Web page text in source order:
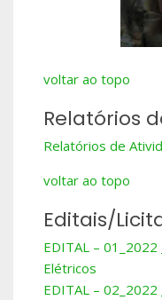
voltar ao topo
Relatórios
Relatórios de
voltar ao topo
Editais/
EDITAL – 01_2022
Elétricos
EDITAL – 02_2022